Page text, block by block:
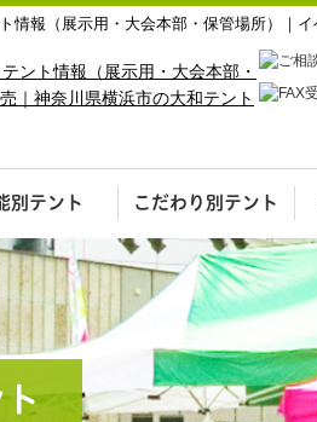
情報（展示用・大会本部・保管場所）｜
別テント こだわり別テント